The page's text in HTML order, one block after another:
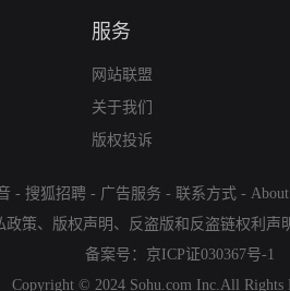
服务
网站联盟
关于我们
版权投诉
- 搜狐招聘 - 广告服务 - 联系方式 -
政策、 版权声明 、 反盗版和反盗链权利声
备案号： 京ICP证030367号-1
Copyright © 2024 Sohu.com Inc.All Rights